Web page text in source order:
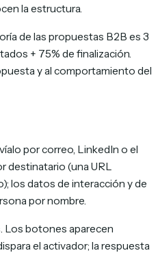
la estructura.
de las propuestas B2B es 3
+ 75% de finalización.
y al comportamiento del
por correo, LinkedIn o el
destinatario (una URL
los datos de interacción y de
por nombre.
Los botones aparecen
el activador; la respuesta